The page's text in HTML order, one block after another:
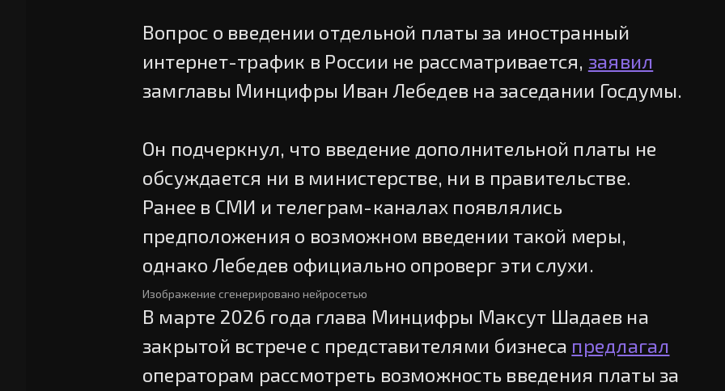
Вопрос о введении отдельной платы за иностранный
интернет-трафик в России не рассматривается, заявил
замглавы Минцифры Иван Лебедев на заседании Госдумы.
Он подчеркнул, что введение дополнительной платы не
обсуждается ни в министерстве, ни в правительстве.
Ранее в СМИ и телеграм-каналах появлялись
предположения о возможном введении такой меры,
однако Лебедев официально опроверг эти слухи.
Изображение сгенерировано нейросетью
В марте 2026 года глава Минцифры Максут Шадаев на
закрытой встрече с представителями бизнеса предлагал
операторам рассмотреть возможность введения платы за